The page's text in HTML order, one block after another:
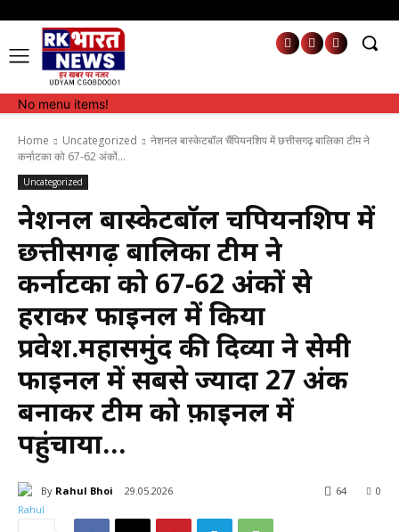
No menu items!
Home Uncategorized
नेशनल बास्केटबॉल चैंपियनशिप में छत्तीसगढ़ बालिका टीम ने
कर्नाटका को 67-62 अंकों...
Uncategorized
नेशनल बास्केटबॉल चैंपियनशिप में
छत्तीसगढ़ बालिका टीम ने
कर्नाटका को 67-62 अंकों से
हराकर फाइनल में किया
प्रवेश.महासमुंद की दिव्या ने सेमी
फाइनल में सबसे ज्यादा 27 अंक
बनाकर टीम को फ़ाइनल में
पहुंचाया…
By Rahul Bhoi 29.05.2026 0
64